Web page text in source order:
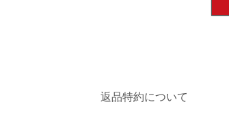
返品特約について